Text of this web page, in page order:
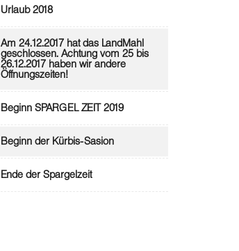
Urlaub 2018
Am 24.12.2017 hat das LandMahl
geschlossen. Achtung vom 25 bis
26.12.2017 haben wir andere
Öffnungszeiten!
Beginn SPARGEL ZEIT 2019
Beginn der Kürbis-Sasion
Ende der Spargelzeit